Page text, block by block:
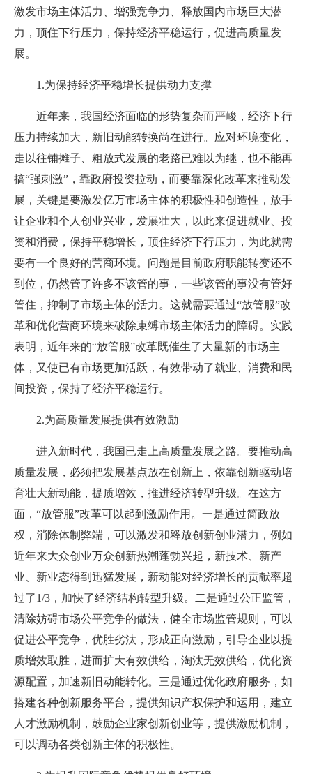
激发市场主体活力、增强竞争力、释放国内市场巨大潜
力，顶住下行压力，保持经济平稳运行，促进高质量发
展。
1.为保持经济平稳增长提供动力支撑
近年来，我国经济面临的形势复杂而严峻，经济下行
压力持续加大，新旧动能转换尚在进行。应对环境变化，
走以往铺摊子、粗放式发展的老路已难以为继，也不能再
搞“强刺激”，靠政府投资拉动，而要靠深化改革来推动发
展，关键是要激发亿万市场主体的积极性和创造性，放手
让企业和个人创业兴业，发展壮大，以此来促进就业、投
资和消费，保持平稳增长，顶住经济下行压力，为此就需
要有一个良好的营商环境。问题是目前政府职能转变还不
到位，仍然管了许多不该管的事，一些该管的事没有管好
管住，抑制了市场主体的活力。这就需要通过“放管服”改
革和优化营商环境来破除束缚市场主体活力的障碍。实践
表明，近年来的“放管服”改革既催生了大量新的市场主
体，又使已有市场更加活跃，有效带动了就业、消费和民
间投资，保持了经济平稳运行。
2.为高质量发展提供有效激励
进入新时代，我国已走上高质量发展之路。要推动高
质量发展，必须把发展基点放在创新上，依靠创新驱动培
育壮大新动能，提质增效，推进经济转型升级。在这方
面，“放管服”改革可以起到激励作用。一是通过简政放
权，消除体制弊端，可以激发和释放创新创业潜力，例如
近年来大众创业万众创新热潮蓬勃兴起，新技术、新产
业、新业态得到迅猛发展，新动能对经济增长的贡献率超
过了1/3，加快了经济结构转型升级。二是通过公正监管，
清除妨碍市场公平竞争的做法，健全市场监管规则，可以
促进公平竞争，优胜劣汰，形成正向激励，引导企业以提
质增效取胜，进而扩大有效供给，淘汰无效供给，优化资
源配置，加速新旧动能转化。三是通过优化政府服务，如
搭建各种创新服务平台，提供知识产权保护和运用，建立
人才激励机制，鼓励企业家创新创业等，提供激励机制，
可以调动各类创新主体的积极性。